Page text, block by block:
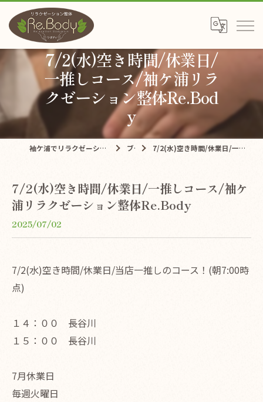
7/2(水)空き時間/休業日/
一推しコース/袖ケ浦リラ
クゼーション整体Re.Bod
y
袖ケ浦でリラクゼーションならリラクゼーション整体Re.Body ブログ 7/2(水)空き時間/休業日/一推しコース/袖ケ浦リラクゼーション整体Re.Body
7/2(水)空き時間/休業日/一推しコース/袖ケ
浦リラクゼーション整体Re.Body
2025/07/02
7/2(水)空き時間/休業日/当店一推しのコース！(朝7:00時
点)
１４：００ 長谷川
１５：００ 長谷川
7月休業日
毎週火曜日